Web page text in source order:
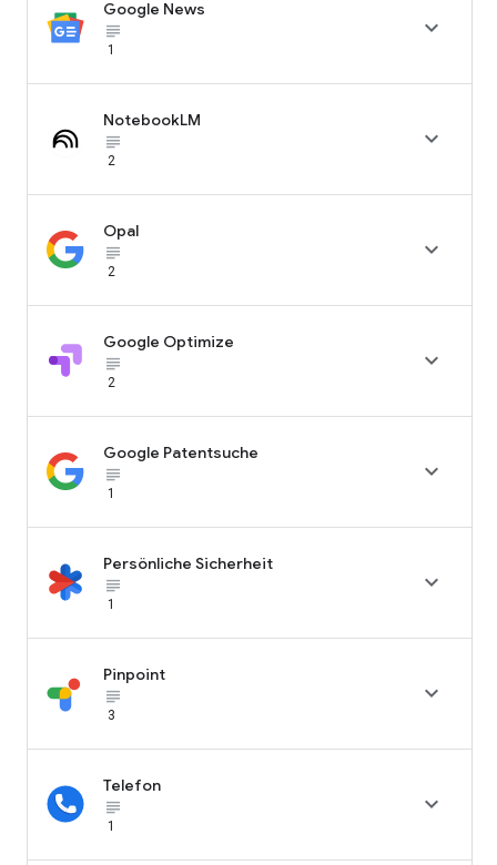
Google News
subject_black
1

NotebookLM
subject_black
2

Opal
subject_black
2

Google Optimize
subject_black
2

Google Patentsuche
subject_black
1

Persönliche Sicherheit
subject_black
1

Pinpoint
subject_black
3

Telefon
subject_black
1
